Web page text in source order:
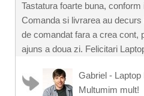
Tastatura foarte buna,
Comanda si livrarea au
de comandat fara a crea cont,
ajuns a doua zi. Felicitari
Gabriel - Laptop
Multumim mult!